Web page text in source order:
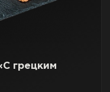
грецким